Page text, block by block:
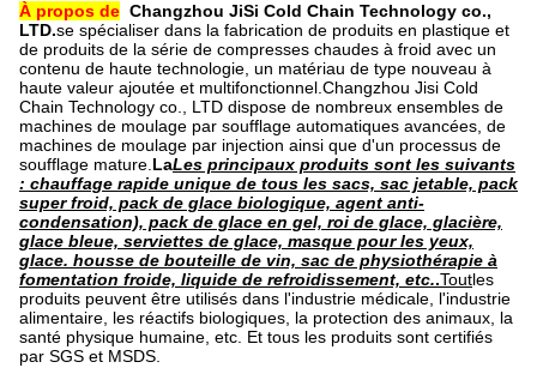
À propos de Changzhou JiSi Cold Chain Technology co.,
LTD.se spécialiser dans la fabrication de produits en plastique et
de produits de la série de compresses chaudes à froid avec un
contenu de haute technologie, un matériau de type nouveau à
haute valeur ajoutée et multifonctionnel.Changzhou Jisi Cold
Chain Technology co., LTD dispose de nombreux ensembles de
machines de moulage par soufflage automatiques avancées, de
machines de moulage par injection ainsi que d'un processus de
soufflage mature.LaLes principaux produits sont les suivants
: chauffage rapide unique de tous les sacs, sac jetable, pack
super froid, pack de glace biologique, agent anti-
condensation), pack de glace en gel, roi de glace, glacière,
glace bleue, serviettes de glace, masque pour les yeux,
glace. housse de bouteille de vin, sac de physiothérapie à
fomentation froide, liquide de refroidissement, etc..Toutles
produits peuvent être utilisés dans l'industrie médicale, l'industrie
alimentaire, les réactifs biologiques, la protection des animaux, la
santé physique humaine, etc. Et tous les produits sont certifiés
par SGS et MSDS.